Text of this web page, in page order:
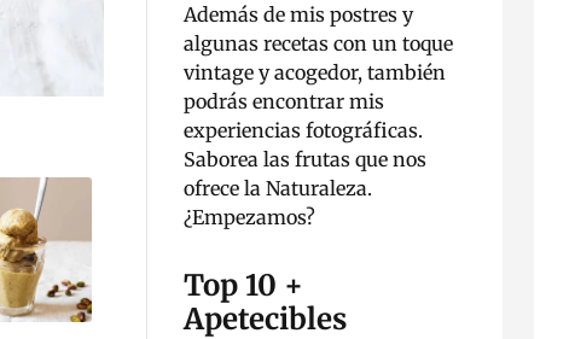
Además de mis postres y
algunas recetas con un toque
vintage y acogedor, también
podrás encontrar mis
experiencias fotográficas.
Saborea las frutas que nos
ofrece la Naturaleza.
¿Empezamos?
Top 10 +
Apetecibles